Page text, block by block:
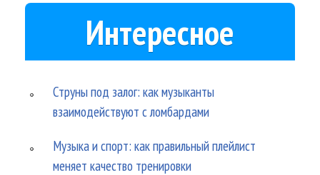
Интересное
Струны под залог: как музыканты
взаимодействуют с ломбардами
Музыка и спорт: как правильный плейлист
меняет качество тренировки